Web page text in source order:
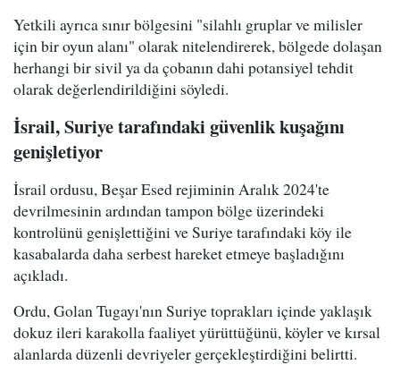
Yetkili ayrıca sınır bölgesini "silahlı gruplar ve milisler
için bir oyun alanı" olarak nitelendirerek, bölgede dolaşan
herhangi bir sivil ya da çobanın dahi potansiyel tehdit
olarak değerlendirildiğini söyledi.
İsrail, Suriye tarafındaki güvenlik kuşağını
genişletiyor
İsrail ordusu, Beşar Esed rejiminin Aralık 2024'te
devrilmesinin ardından tampon bölge üzerindeki
kontrolünü genişlettiğini ve Suriye tarafındaki köy ile
kasabalarda daha serbest hareket etmeye başladığını
açıkladı.
Ordu, Golan Tugayı'nın Suriye toprakları içinde yaklaşık
dokuz ileri karakolla faaliyet yürüttüğünü, köyler ve kırsal
alanlarda düzenli devriyeler gerçekleştirdiğini belirtti.